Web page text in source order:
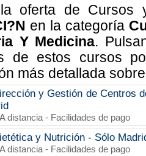
oferta de
en la categoría
Y Medicina.
de estos cursos
más detallada
y Gestión de Centros
distancia - Facilidades de pago
y Nutrición - Sólo
distancia - Facilidades de pago